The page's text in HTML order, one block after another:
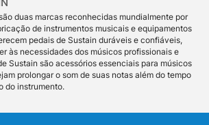
duas marcas reconhecidas mundialmente por
de instrumentos musicais e equipamentos
pedais de Sustain duráveis e confiáveis,
às necessidades dos músicos profissionais e
Sustain são acessórios essenciais para músicos
prolongar o som de suas notas além do tempo
do instrumento.